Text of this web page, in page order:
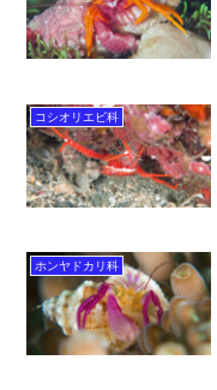
コシオリエビ科
ホンヤドカリ科